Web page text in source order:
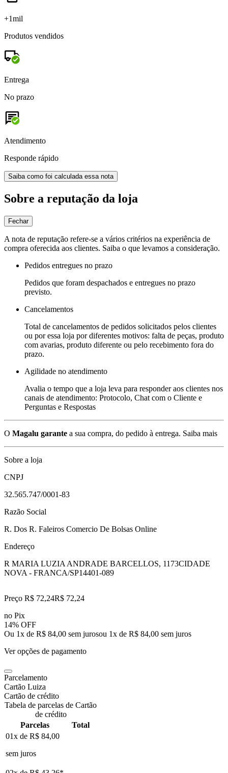
+1mil
Produtos vendidos
Entrega
No prazo
Atendimento
Responde rápido
Saiba como foi calculada essa nota
Sobre a reputação da loja
Fechar
A nota de reputação refere-se a vários critérios na experiência de
compra oferecida aos clientes. Saiba o que levamos a consideração.
Pedidos entregues no prazo
Pedidos que foram despachados e entregues no prazo
previsto.
Cancelamentos
Total de cancelamentos de pedidos solicitados pelos clientes
ou por essa loja por diferentes motivos: falta de peças, produto
com avarias, produto diferente ou pelo recebimento fora do
prazo.
Agilidade no atendimento
Avalia o tempo que a loja leva para responder aos clientes nos
canais de atendimento: Protocolo, Chat com o Cliente e
Perguntas e Respostas
O Magalu garante a sua compra, do pedido à entrega. Saiba mais
Sobre a loja
CNPJ
32.565.747/0001-83
Razão Social
R. Dos R. Faleiros Comercio De Bolsas Online
Endereço
R MARIA LUZIA ANDRADE BARCELLOS, 1173CIDADE
NOVA - FRANCA/SP14401-089
Preço R$ 72,24R$ 72,24
no Pix
14% OFF
Ou 1x de R$ 84,00 sem jurosou 1x de R$ 84,00 sem juros
Ver opções de pagamento
Parcelamento
Cartão Luiza
Cartão de crédito
Tabela de parcelas de Cartão
de crédito
Parcelas
Total
01x de R$ 84,00
sem juros